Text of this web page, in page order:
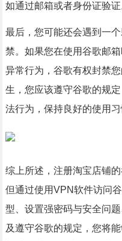
如通过邮箱或者身份证验证
最后，您可能还会遇到一
禁。如果您在使用谷歌邮
异常行为，谷歌有权封禁
生，您应该遵守谷歌的规
法行为，保持良好的使用习
综上所述，注册淘宝店铺
但通过使用VPN软件访问
型、设置强密码与安全问
及遵守谷歌的规定，您将